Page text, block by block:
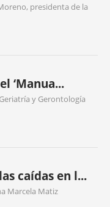
presidenta de la
‘Manua...
y Gerontología
caídas en l...
Marcela Matiz